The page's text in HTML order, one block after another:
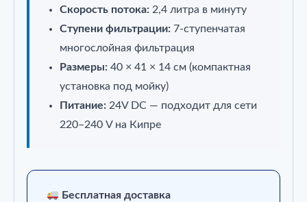
Скорость потока: 2,4 литра в минуту
Ступени фильтрации: 7‑ступенчатая
многослойная фильтрация
Размеры: 40 × 41 × 14 см (компактная
установка под мойку)
Питание: 24V DC — подходит для сети
220–240 V на Кипре
Бесплатная доставка